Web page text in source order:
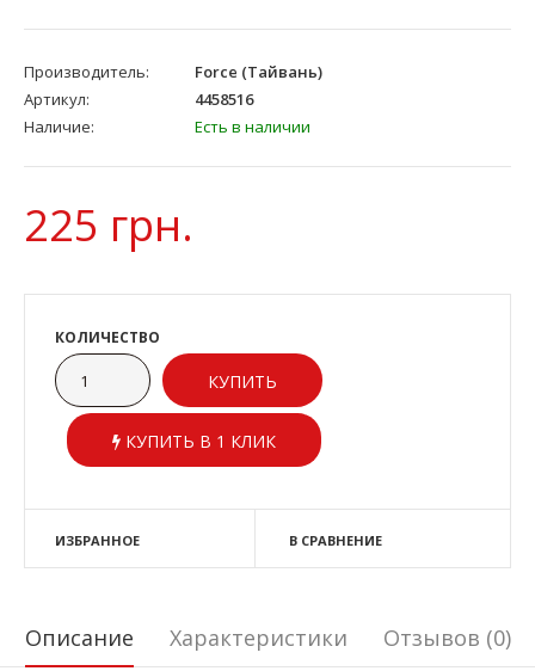
Производитель:
Force (Тайвань)
Артикул:
4458516
Наличие:
Есть в наличии
225 грн.
КОЛИЧЕСТВО
КУПИТЬ В 1 КЛИК
ИЗБРАННОЕ В СРАВНЕНИЕ
Описание Характеристики Отзывов (0)